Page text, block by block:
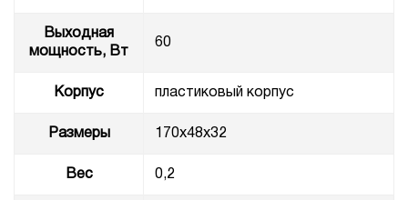
Выходная
мощность, Вт
60
Корпус пластиковый корпус
Размеры 170x48x32
Вес 0,2